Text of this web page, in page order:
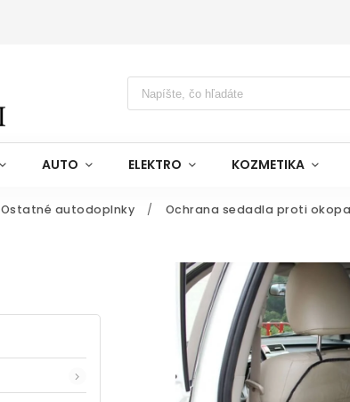
AUTO ELEKTRO KOZMETIKA
Ostatné autodoplnky / Ochrana sedadla proti